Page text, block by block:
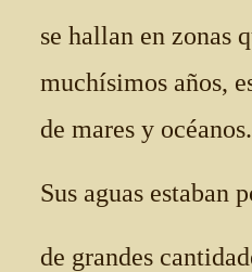
se hallan en zonas
muchísimos años,
de mares y océanos.
Sus aguas estaban
de grandes